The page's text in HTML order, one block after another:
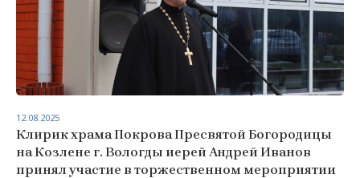
Клирик храма Покрова Пресвятой Богородицы
на Козлене г. Вологды иерей Андрей Иванов
принял участие в торжественном мероприятии
12.08.2025